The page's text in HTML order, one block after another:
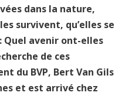
dans la nature,
survivent, qu’elles se
avenir ont-elles
de ces
du BVP, Bert Van Gils
et est arrivé chez